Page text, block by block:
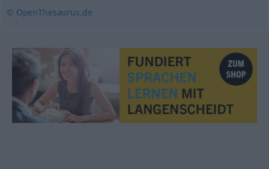
© OpenThesaurus.de